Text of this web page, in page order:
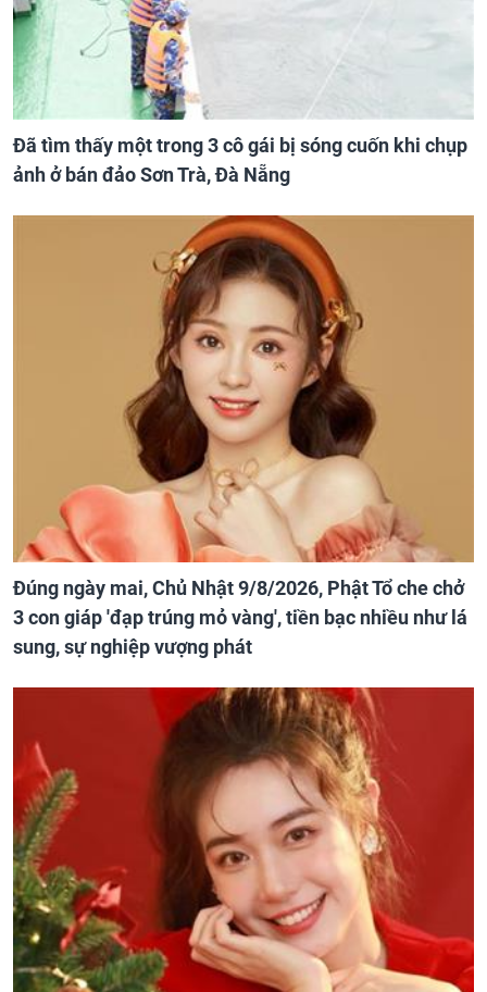
Đã tìm thấy một trong 3 cô gái bị sóng cuốn khi chụp
ảnh ở bán đảo Sơn Trà, Đà Nẵng
Đúng ngày mai, Chủ Nhật 9/8/2026, Phật Tổ che chở
3 con giáp 'đạp trúng mỏ vàng', tiền bạc nhiều như lá
sung, sự nghiệp vượng phát